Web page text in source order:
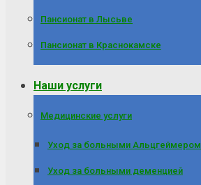
Пансионат в Лысьве
Пансионат в Краснокамске
Наши услуги
Медицинские услуги
Уход за больными Альцгеймером
Уход за больными деменцией